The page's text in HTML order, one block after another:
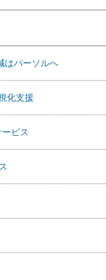
はパーソルへ
化支援
ビス